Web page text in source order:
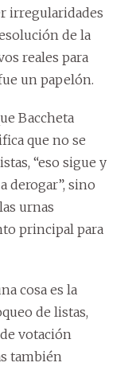
irregularidades
de la
reales para
un papelón.
Baccheta
que no se
“eso sigue y
derogar”, sino
urnas
principal para
cosa es la
de listas,
votación
también